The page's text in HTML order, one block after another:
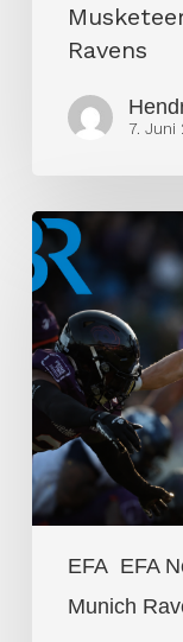
Ravens
7. Juni
EFA EFA
Munich
Öffentlich
Rechtliche
entdecken
Football
für
sich